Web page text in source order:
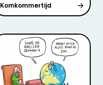
Komkommertijd